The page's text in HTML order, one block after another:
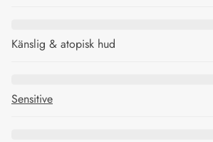
Känslig & atopisk hud
Sensitive